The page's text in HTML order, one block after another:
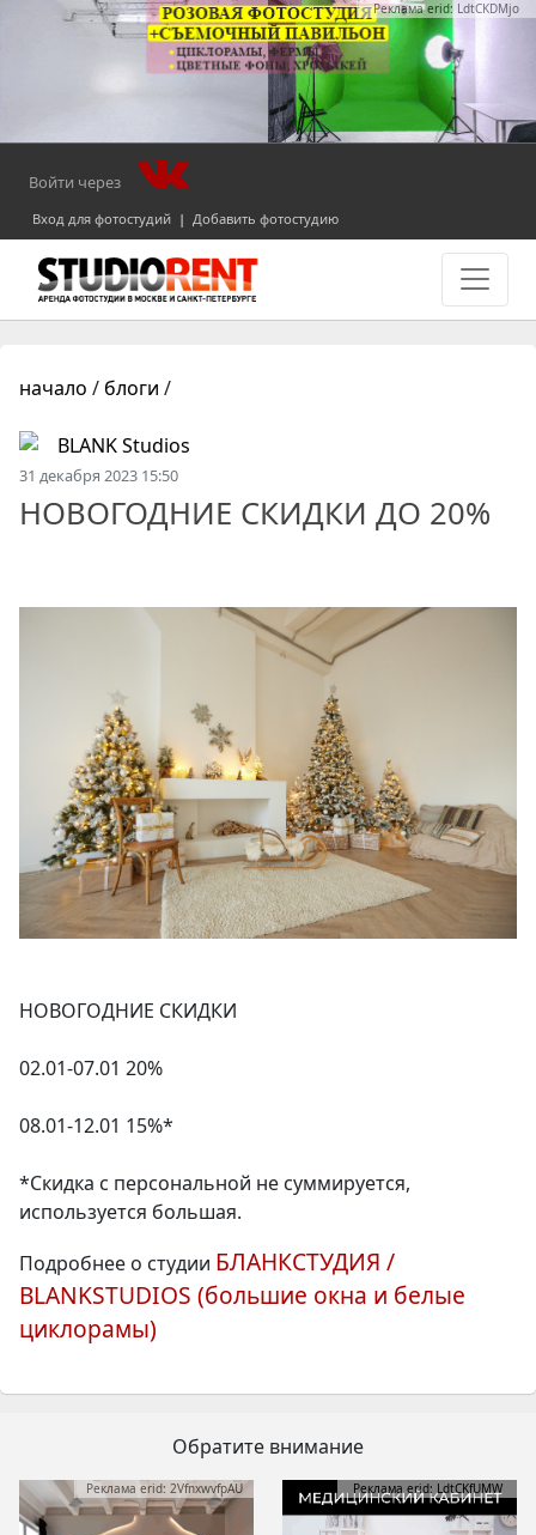
Реклама erid: LdtCKDMjo
Войти через
Вход для фотостудий | Добавить фотостудию
начало / блоги /
BLANK Studios
31 декабря 2023 15:50
НОВОГОДНИЕ СКИДКИ ДО 20%
НОВОГОДНИЕ СКИДКИ
02.01-07.01 20%
08.01-12.01 15%*
*Скидка с персональной не суммируется,
используется большая.
Подробнее о студии БЛАНКСТУДИЯ /
BLANKSTUDIOS (большие окна и белые
циклорамы)
Обратите внимание
Реклама erid: 2VfnxwvfpAU Реклама erid: LdtCKfUMW